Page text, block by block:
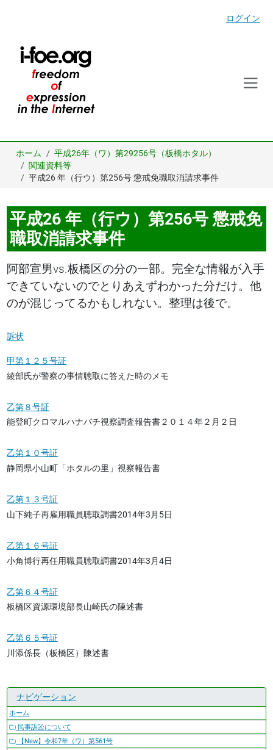
ログイン
ホーム
平成26年（ワ）第29256号（板橋ホタル）
関連資料等
平成26 年（行ウ）第256号 懲戒免職取消請求事件
平成26 年（行ウ）第256号 懲戒免
職取消請求事件
阿部宣男vs.板橋区の分の一部。完全な情報が入手
できていないのでとりあえずわかった分だけ。他
のが混じってるかもしれない。整理は後で。
訴状
甲第１２５号証
綾部氏が警察の事情聴取に答えた時のメモ
乙第８号証
能登町クロマルハナバチ視察調査報告書２０１４年２月２日
乙第１０号証
静岡県小山町「ホタルの里」視察報告書
乙第１３号証
山下純子再雇用職員聴取調書2014年3月5日
乙第１６号証
小角博行再任用職員聴取調書2014年3月4日
乙第６４号証
板橋区資源環境部長山崎氏の陳述書
乙第６５号証
川添係長（板橋区）陳述書
ナビゲーション
ホーム
民事訴訟について
【New】令和7年（ワ）第561号